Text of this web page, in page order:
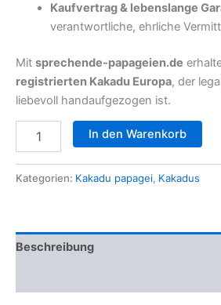
Kaufvertrag & lebenslange
verantwortliche, ehrliche
Mit sprechende-papageien.de
registrierten Kakadu Europa, der
liebevoll handaufgezogen ist.
alter
In den Warenkorb
Kategorien: Kakadu papagei, Kakadus
Beschreibung